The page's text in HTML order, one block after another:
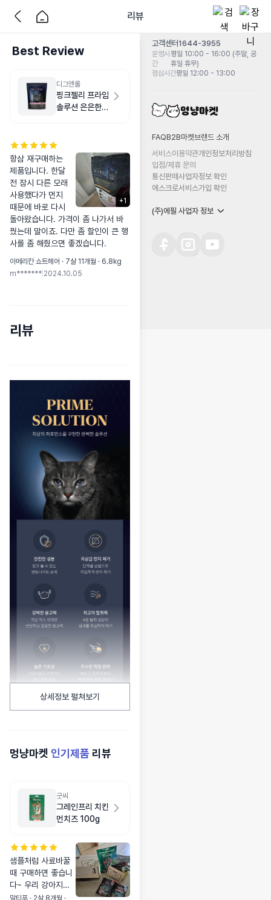
리뷰
Best Review
디그앤롤
핑크젤리 프라임
솔루션 은은한향
+1
항삼 재구매하는
제품입니다. 한달
전 잠시 다른 모래
사용했다가 먼지
때문에 바로 다시
돌아왔습니다. 가격이 좀 나가서 바
꿨는데 말이죠. 다만 좀 할인이 큰 행
사를 좀 해줬으면 좋겠습니다.
아메리칸 쇼트헤어 · 7살 11개월 · 6.8kg
m******* 2024.10.05
리뷰
상세정보 펼쳐보기
멍냥마켓 인기제품 리뷰
굿씨
그레인프리 치킨
먼치즈 100g
샘플처럼 사료바꿀
때 구매하면 좋습니
다~ 우리 강아지에
게는 알갱이가 조금
말티푸 · 2살 8개월 ·
고객센터1644-3955
운영시
간
평일 10:00 - 16:00 (주말, 공
휴일 휴무)
점심시간평일 12:00 - 13:00
FAQB2B마켓 브랜드 소개
서비스이용약관개인정보처리방침
입점/제휴 문의
통신판매사업자정보 확인
에스크로서비스가입 확인
(주)에필 사업자 정보